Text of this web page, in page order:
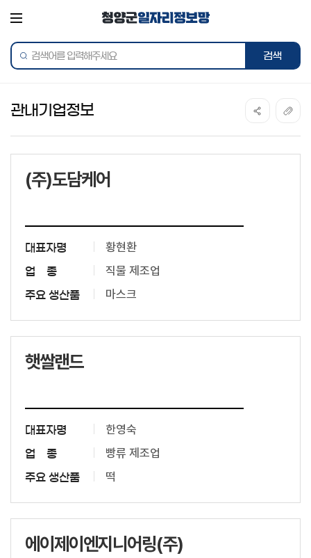
통합검색
관내기업정보
(주)도담케어
대표자명 황현환
업 종 직물 제조업
주요 생산품 마스크
햇쌀랜드
대표자명 한영숙
업 종 빵류 제조업
주요 생산품 떡
에이제이엔지니어링(주)